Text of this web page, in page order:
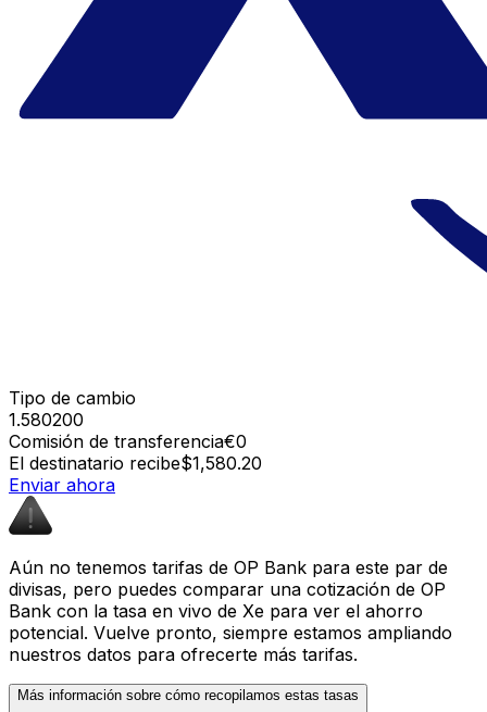
Tipo de cambio
1.580200
Comisión de transferencia€0
El destinatario recibe$1,580.20
Enviar ahora
Aún no tenemos tarifas de OP Bank para este par de
divisas, pero puedes comparar una cotización de OP
Bank con la tasa en vivo de Xe para ver el ahorro
potencial. Vuelve pronto, siempre estamos ampliando
nuestros datos para ofrecerte más tarifas.
Más información sobre cómo recopilamos estas tasas